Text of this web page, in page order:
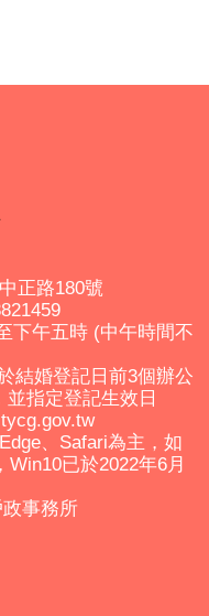
正路180號
下午五時 (中午時間不
結婚登記日前3個辦公
指定登記生效日
、Safari為主，如
已於2022年6月
事務所